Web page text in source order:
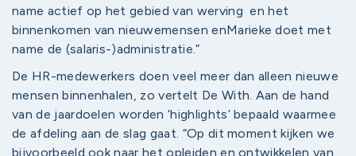
name actief op het gebied van werving en het
binnenkomen van nieuwemensen enMarieke doet met
name de (salaris-)administratie.”
De HR-medewerkers doen veel meer dan alleen nieuwe
mensen binnenhalen, zo vertelt De With. Aan de hand
van de jaardoelen worden ‘highlights’ bepaald waarmee
de afdeling aan de slag gaat. “Op dit moment kijken we
bijvoorbeeld ook naar het opleiden en ontwikkelen van